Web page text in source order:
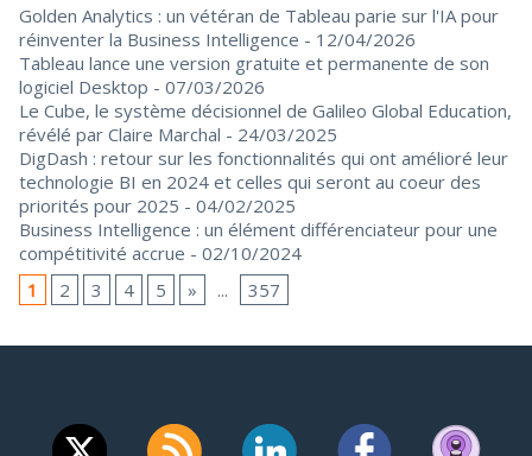
Golden Analytics : un vétéran de Tableau parie sur l'IA pour
réinventer la Business Intelligence - 12/04/2026
Tableau lance une version gratuite et permanente de son
logiciel Desktop - 07/03/2026
Le Cube, le système décisionnel de Galileo Global Education,
révélé par Claire Marchal - 24/03/2025
DigDash : retour sur les fonctionnalités qui ont amélioré leur
technologie BI en 2024 et celles qui seront au coeur des
priorités pour 2025 - 04/02/2025
Business Intelligence : un élément différenciateur pour une
compétitivité accrue - 02/10/2024
1
2 3 4 5 » ... 357